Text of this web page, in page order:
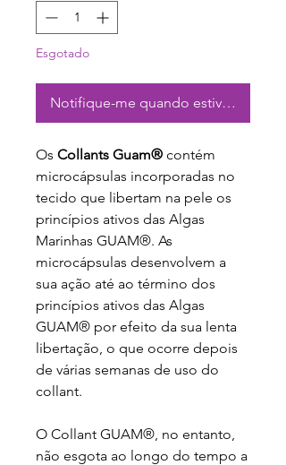
Esgotado
Notifique-me quando estiver
Os Collants Guam® contém
microcápsulas incorporadas no
tecido que libertam na pele os
princípios ativos das Algas
Marinhas GUAM®. As
microcápsulas desenvolvem a
sua ação até ao término dos
princípios ativos das Algas
GUAM® por efeito da sua lenta
libertação, o que ocorre depois
de várias semanas de uso do
collant.
O Collant GUAM®, no entanto,
não esgota ao longo do tempo a